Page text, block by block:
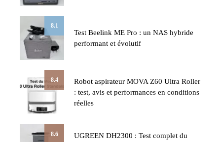
8.1
Test Beelink ME Pro : un NAS hybride
performant et évolutif
8.4
Robot aspirateur MOVA Z60 Ultra Roller
: test, avis et performances en conditions
réelles
8.6
UGREEN DH2300 : Test complet du